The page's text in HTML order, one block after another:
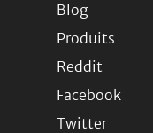
Blog
Produits
Reddit
Facebook
Twitter